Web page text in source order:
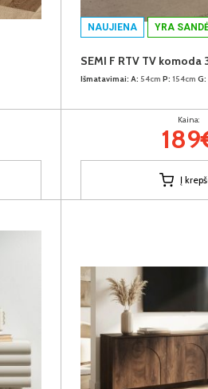
NAUJIENA YRA
SEMI F RTV TV komoda
Išmatavimai: A: 54cm P: 154cm G:
Kaina:
Į